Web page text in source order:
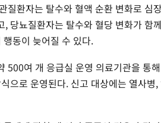
질환자는 탈수와 혈액 순환 변화로 심
, 당뇨질환자는 탈수와 혈당 변화가 함
동이 늦어질 수 있다.
500여 개 응급실 운영 의료기관을 통
으로 운영된다. 신고 대상에는 열사병